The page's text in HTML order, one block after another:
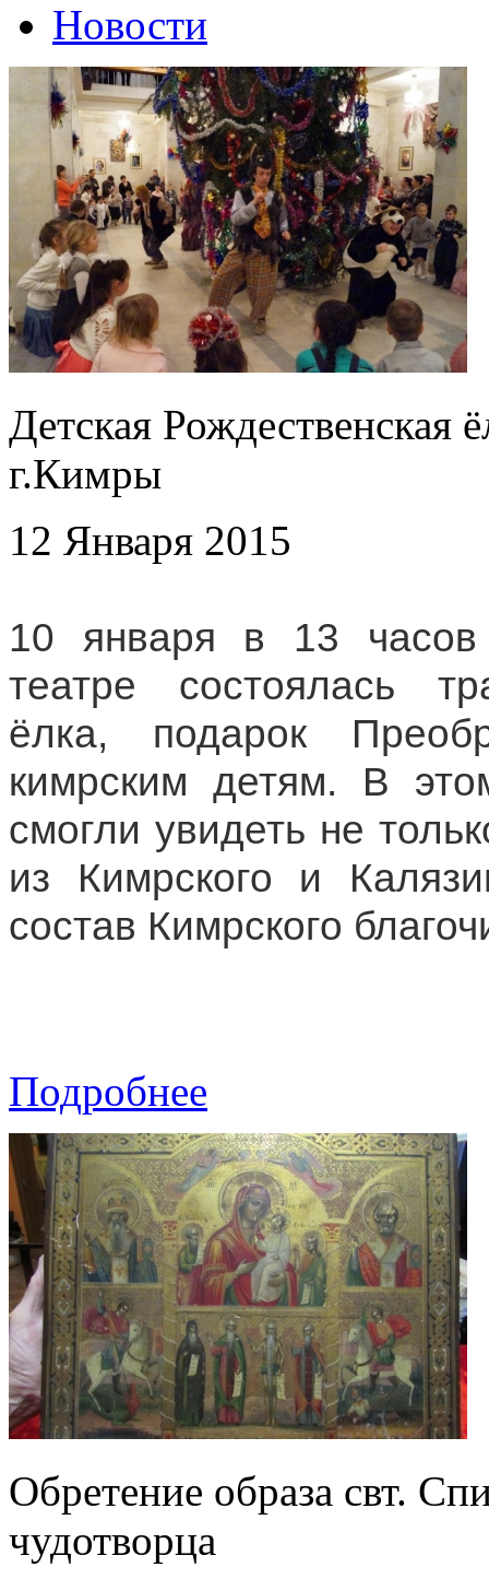
Новости
Детская Рождественская
г.Кимры
12 Января 2015
10 января в 13 часов
театре состоялась
ёлка, подарок
кимрским детям. В
смогли увидеть не
из Кимрского и
состав Кимрского
Подробнее
Обретение образа свт.
чудотворца